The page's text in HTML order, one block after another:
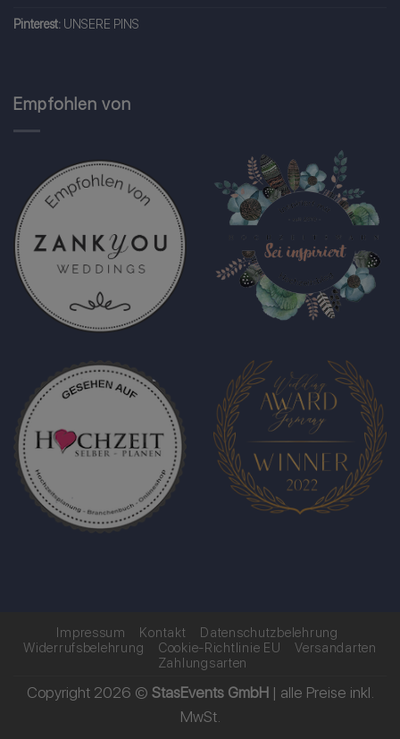
Pinterest: UNSERE PINS
Empfohlen von
Impressum Kontakt
Datenschutzbelehrung
Widerrufsbelehrung
Cookie-Richtlinie EU
Versandarten
Zahlungsarten
Copyright 2026 © StasEvents GmbH | alle Preise inkl.
MwSt.